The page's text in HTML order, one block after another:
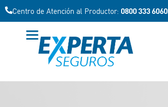
Centro de Atención al Productor: 0800 333 6060